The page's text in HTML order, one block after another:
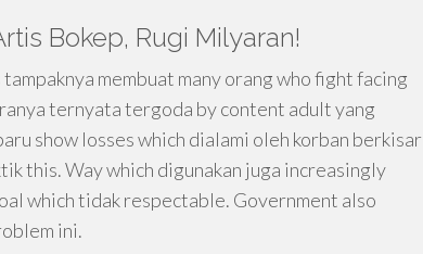
Bokep, Rugi Milyaran!
membuat many orang who fight facing
ternyata tergoda by content adult yang
show losses which dialami oleh korban berkisar
this. Way which digunakan juga increasingly
which tidak respectable. Government also
ini.